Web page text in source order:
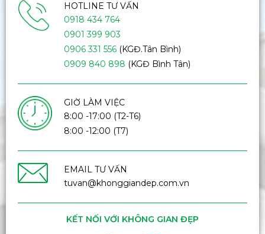
HOTLINE TƯ VẤN
0918 434 764
0901 399 903
0906 331 556(KGĐ.Tân Bình)
0909 840 898 (KGĐ Bình Tân)
GIỜ LÀM VIỆC
8:00 -17:00 (T2-T6)
8:00 -12:00 (T7)
EMAIL TƯ VẤN
tuvan@khonggiandep.com.vn
KẾT NỐI VỚI KHÔNG GIAN ĐẸP